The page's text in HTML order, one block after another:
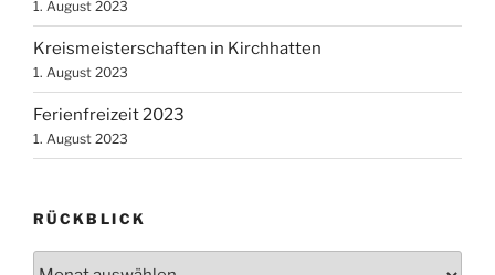
1. August 2023
Kreismeisterschaften in Kirchhatten
1. August 2023
Ferienfreizeit 2023
1. August 2023
RÜCKBLICK